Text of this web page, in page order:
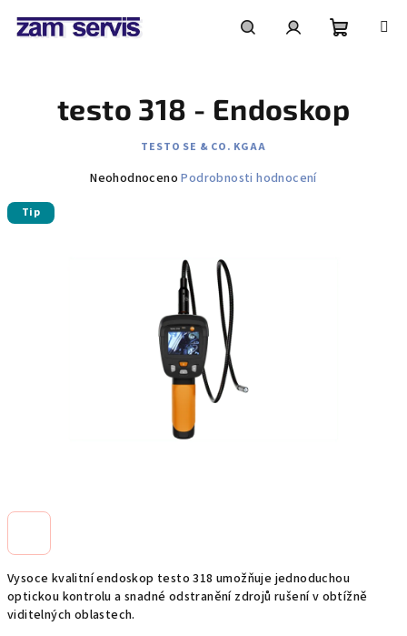
košík
Vysoce kvalitní endoskop testo 318 umožňuje jednoduchou
optickou kontrolu a snadné odstranění zdrojů rušení v obtížně
viditelných oblastech.
testo 318 - Endoskop
TESTO SE & CO. KGAA
Průměrné
Neohodnoceno Podrobnosti hodnocení
Tip